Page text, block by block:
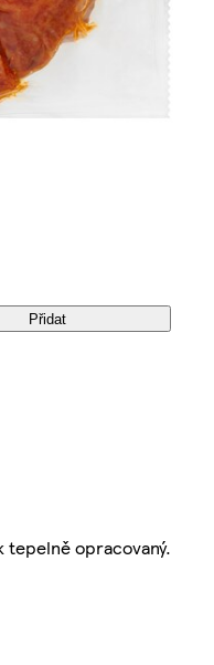
Přidat
tepelně opracovaný.